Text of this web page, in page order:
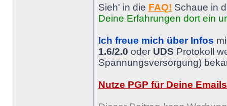
Sieh' in die FAQ! Schaue in
Deine Erfahrungen dort ein
Ich freue mich über Infos
1.6/2.0 oder UDS Protokoll
Spannungsversorgung)
Nutze PGP für Deine